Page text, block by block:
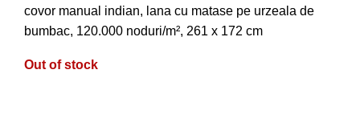
covor manual indian, lana cu matase pe urzeala de
bumbac, 120.000 noduri/m², 261 x 172 cm
Out of stock